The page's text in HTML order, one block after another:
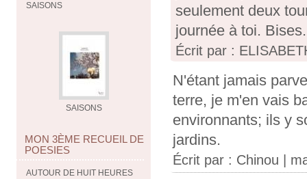
SAISONS
SAISONS
MON 3ÈME RECUEIL DE
POESIES
AUTOUR DE HUIT HEURES
seulement deux
journée à toi. Bises.
Écrit par :
N'étant jamais
terre, je m'en vais
environnants; ils y
jardins.
Écrit par : Chinou |